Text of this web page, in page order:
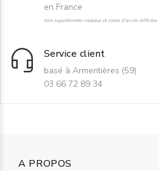
en France
hors suppléments rouleaux et zones d'accès difficiles
Service client
basé à Armentières (59)
03 66 72 89 34
A PROPOS